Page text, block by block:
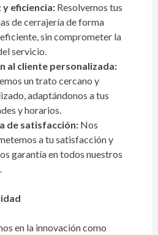
y eficiencia:Resolvemos tus
de cerrajería de forma
sin comprometer la
servicio.
al cliente personalizada:
un trato cercano y
adaptándonos a tus
y horarios.
de satisfacción:Nos
a tu satisfacción y
garantía en todos nuestros
en la innovación como